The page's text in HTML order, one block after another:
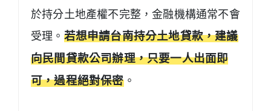
於持分土地產權不完整，金融機構通常不會
受理。 若想申請台南持分土地貸款，建議
向民間貸款公司辦理，只要一人出面即
可，過程絕對保密。